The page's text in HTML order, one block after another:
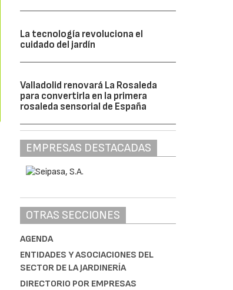
La tecnología revoluciona el
cuidado del jardín
Valladolid renovará La Rosaleda
para convertirla en la primera
rosaleda sensorial de España
EMPRESAS DESTACADAS
OTRAS SECCIONES
AGENDA
ENTIDADES Y ASOCIACIONES DEL
SECTOR DE LA JARDINERÍA
DIRECTORIO POR EMPRESAS